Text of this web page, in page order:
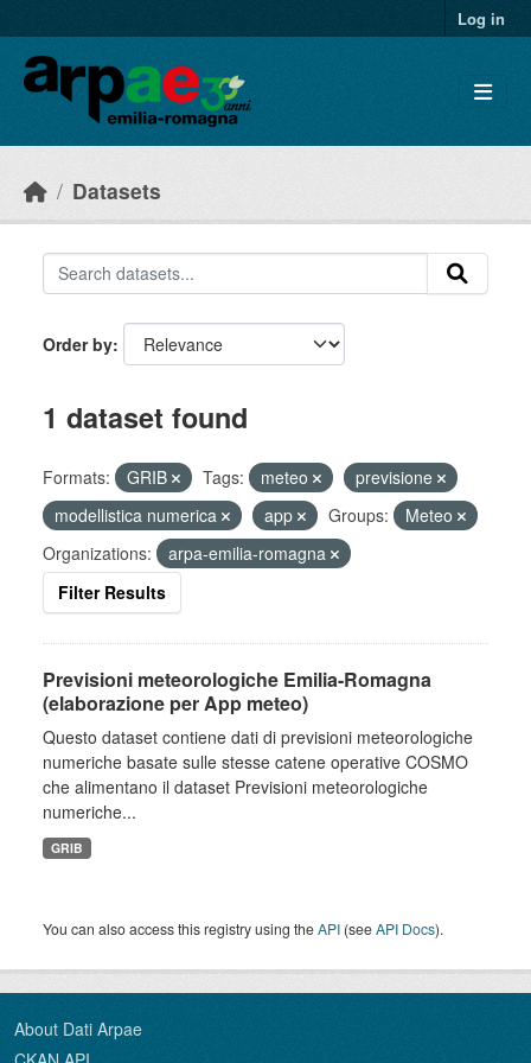
Log in
Datasets
Order by
1 dataset found
Formats: GRIB Tags: meteo
previsione
modellistica numerica
app Groups:
Meteo
Organizations:
arpa-emilia-romagna
Filter Results
Previsioni meteorologiche Emilia-Romagna
(elaborazione per App meteo)
Questo dataset contiene dati di previsioni meteorologiche
numeriche basate sulle stesse catene operative COSMO
che alimentano il dataset Previsioni meteorologiche
numeriche...
GRIB
You can also access this registry using theAPI (seeAPI Docs).
About Dati Arpae